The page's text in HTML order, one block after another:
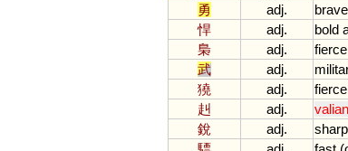
勇
adj. brave
悍
adj. bold
梟
adj. fierce
武
adj.
獟
adj. fierce
赳
adj.
銳
adj. sharp